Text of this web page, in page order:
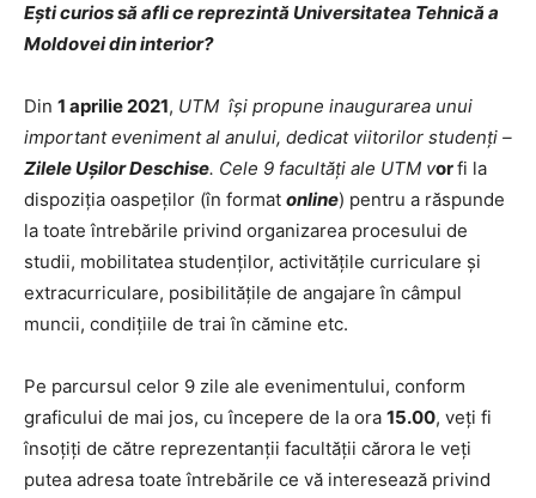
Ești curios să afli ce reprezintă Universitatea Tehnică a
Moldovei din interior?
Din 1 aprilie 2021, UTM își propune inaugurarea unui
important eveniment al anului, dedicat viitorilor studenți –
Zilele Ușilor Deschise. Cele 9 facultăți ale UTM vorfi la
dispoziția oaspeților (în format online) pentru a răspunde
la toate întrebările privind organizarea procesului de
studii, mobilitatea studenților, activitățile curriculare și
extracurriculare, posibilitățile de angajare în câmpul
muncii, condițiile de trai în cămine etc.
Pe parcursul celor 9 zile ale evenimentului, conform
graficului de mai jos, cu începere de la ora 15.00, veți fi
însoțiți de către reprezentanții facultății cărora le veți
putea adresa toate întrebările ce vă interesează privind